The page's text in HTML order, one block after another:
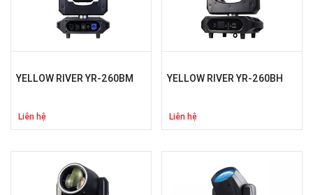
YELLOW RIVER YR-260BM
Liên hệ
YELLOW RIVER YR-260BH
Liên hệ